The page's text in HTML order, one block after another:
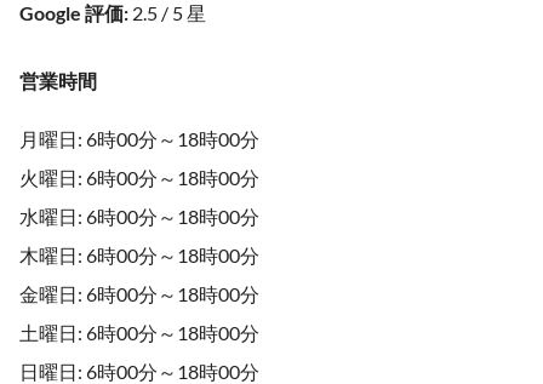
Google 評価: 2.5 / 5 星
営業時間
月曜日: 6時00分～18時00分
火曜日: 6時00分～18時00分
水曜日: 6時00分～18時00分
木曜日: 6時00分～18時00分
金曜日: 6時00分～18時00分
土曜日: 6時00分～18時00分
日曜日: 6時00分～18時00分